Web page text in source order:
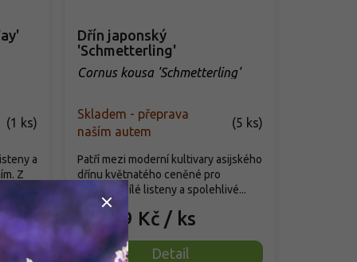
(1 ks)
a
Z
Dřín japonský
'Schmetterling'
Cornus kousa 'Schmetterling'
Skladem - přeprava
naším autem
(5 ks)
od 999 Kč / ks
Detail
Patří mezi moderní kultivary asijského
dřínu květnatého ceněné pro
nápadné bílé listeny a spolehlivé...